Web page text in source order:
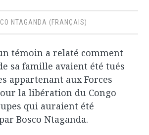
NTAGANDA (FRANÇAIS)
témoin a relaté comment
sa famille avaient été tués
appartenant aux Forces
la libération du Congo
qui auraient été
Bosco Ntaganda.